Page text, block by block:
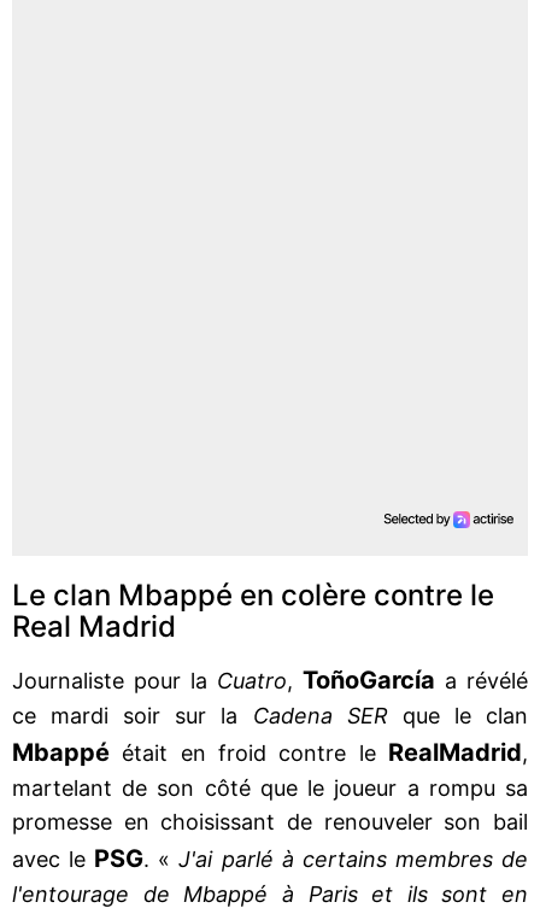
Le clan Mbappé en colère contre le
Real Madrid
Journaliste pour la Cuatro, ToñoGarcía a révélé
ce mardi soir sur la Cadena SERque le clan
Mbappé était en froid contre le RealMadrid,
martelant de son côté que le joueur a rompu sa
promesse en choisissant de renouveler son bail
avec le PSG. « J'ai parlé à certains membres de
l'entourage de Mbappé à Paris et ils sont en